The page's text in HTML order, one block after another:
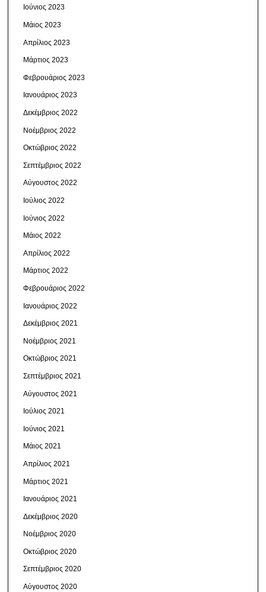
Ιούνιος 2023
Μάιος 2023
Απρίλιος 2023
Μάρτιος 2023
Φεβρουάριος 2023
Ιανουάριος 2023
Δεκέμβριος 2022
Νοέμβριος 2022
Οκτώβριος 2022
Σεπτέμβριος 2022
Αύγουστος 2022
Ιούλιος 2022
Ιούνιος 2022
Μάιος 2022
Απρίλιος 2022
Μάρτιος 2022
Φεβρουάριος 2022
Ιανουάριος 2022
Δεκέμβριος 2021
Νοέμβριος 2021
Οκτώβριος 2021
Σεπτέμβριος 2021
Αύγουστος 2021
Ιούλιος 2021
Ιούνιος 2021
Μάιος 2021
Απρίλιος 2021
Μάρτιος 2021
Ιανουάριος 2021
Δεκέμβριος 2020
Νοέμβριος 2020
Οκτώβριος 2020
Σεπτέμβριος 2020
Αύγουστος 2020